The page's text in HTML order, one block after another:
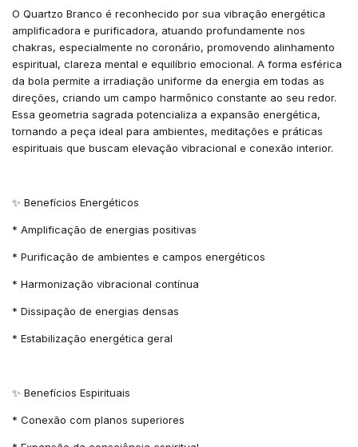
O Quartzo Branco é reconhecido por sua vibração energética
amplificadora e purificadora, atuando profundamente nos
chakras, especialmente no coronário, promovendo alinhamento
espiritual, clareza mental e equilíbrio emocional. A forma esférica
da bola permite a irradiação uniforme da energia em todas as
direções, criando um campo harmônico constante ao seu redor.
Essa geometria sagrada potencializa a expansão energética,
tornando a peça ideal para ambientes, meditações e práticas
espirituais que buscam elevação vibracional e conexão interior.
✨ Benefícios Energéticos
* Amplificação de energias positivas
* Purificação de ambientes e campos energéticos
* Harmonização vibracional contínua
* Dissipação de energias densas
* Estabilização energética geral
✨ Benefícios Espirituais
* Conexão com planos superiores